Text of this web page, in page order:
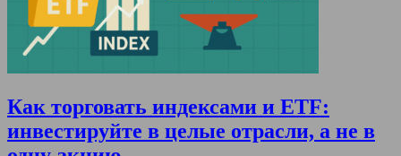
Как торговать индексами и ETF:
инвестируйте в целые отрасли, а не в